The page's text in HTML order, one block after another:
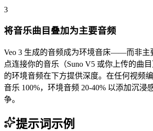
3
将音乐曲目叠加为主要音频
Veo 3 生成的音频成为环境音床——而非主
点连接你的音乐（Suno V5 或你上传的曲
的环境音频在下方提供深度。在任何视频
音乐 100%，环境音频 20-40% 以添加沉浸
争。
提示词示例